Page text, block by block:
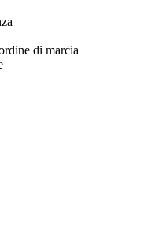
di marcia